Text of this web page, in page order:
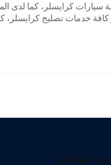
سيارات كرايسلر، كما لدى
كافة خدمات تصليح كرايسلر،
المقالات